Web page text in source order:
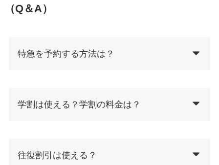
（Q＆A）
特急を予約する方法は？
学割は使える？学割の料金は？
往復割引は使える？